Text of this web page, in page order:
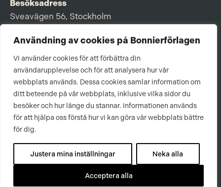
Användning av cookies på Bonnierförlagen
Vi använder cookies för att förbättra din
användarupplevelse och för att analysera hur vår
webbplats används. Dessa cookies samlar information om
ditt beteende på vår webbplats, inklusive vilka sidor du
besöker och hur länge du stannar. Informationen används
för att hjälpa oss förstå hur vi kan göra vår webbplats bättre
för dig.
Justera mina inställningar Neka alla
Acceptera alla
Besöksadress
Sveavägen 56, Stockholm
Postadress
Om Bonnierförlagen
Cookies
Integritetspolicy